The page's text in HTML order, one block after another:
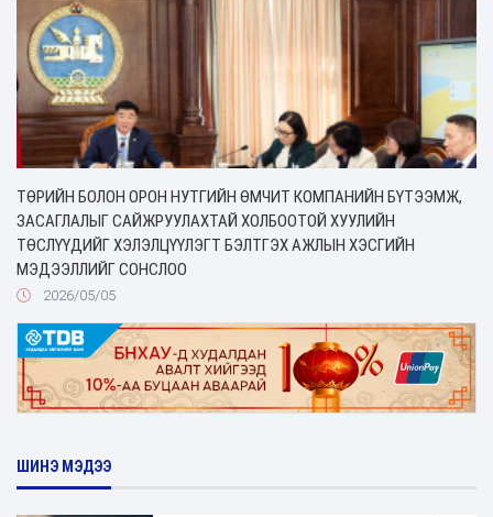
ТӨРИЙН БОЛОН ОРОН НУТГИЙН ӨМЧИТ КОМПАНИЙН БҮТЭЭМЖ,
ЗАСАГЛАЛЫГ САЙЖРУУЛАХТАЙ ХОЛБООТОЙ ХУУЛИЙН
ТӨСЛҮҮДИЙГ ХЭЛЭЛЦҮҮЛЭГТ БЭЛТГЭХ АЖЛЫН ХЭСГИЙН
МЭДЭЭЛЛИЙГ СОНСЛОО
2026/05/05
ШИНЭ МЭДЭЭ